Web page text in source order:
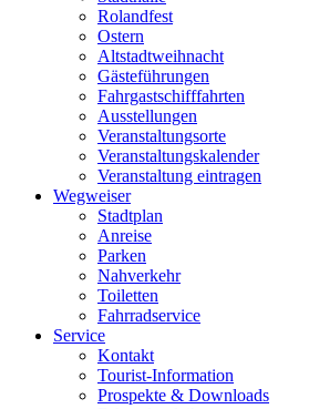
Rolandfest
Ostern
Altstadtweihnacht
Gästeführungen
Fahrgastschifffahrten
Ausstellungen
Veranstaltungsorte
Veranstaltungskalender
Veranstaltung eintragen
Wegweiser
Stadtplan
Anreise
Parken
Nahverkehr
Toiletten
Fahrradservice
Service
Kontakt
Tourist-Information
Prospekte & Downloads